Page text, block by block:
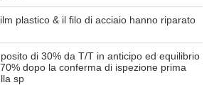
plastico & il filo di acciaio hanno riparato
di 30% da T/T in anticipo ed equilibrio
dopo la conferma di ispezione prima
sp